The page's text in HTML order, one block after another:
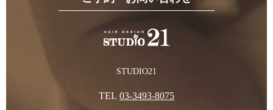
STUDIO21
TEL 03-3493-8075